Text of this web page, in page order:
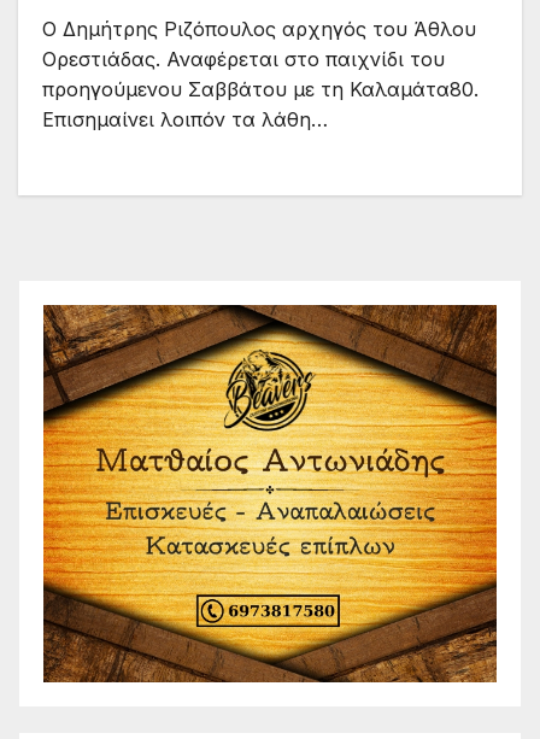
Ο Δημήτρης Ριζόπουλος αρχηγός του Άθλου
Ορεστιάδας. Αναφέρεται στο παιχνίδι του
προηγούμενου Σαββάτου με τη Καλαμάτα80.
Επισημαίνει λοιπόν τα λάθη…